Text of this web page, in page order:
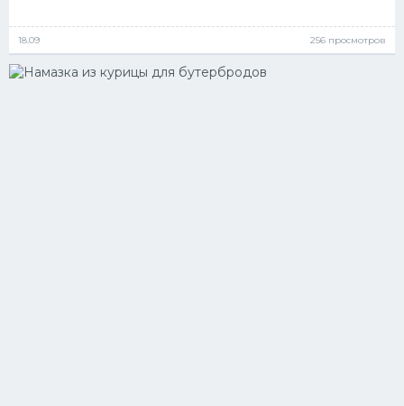
18.09 256 просмотров